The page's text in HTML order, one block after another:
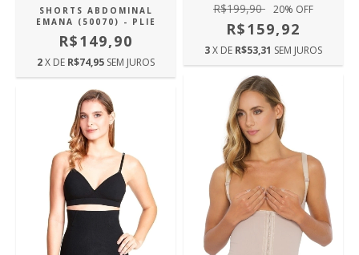
SHORTS ABDOMINAL
EMANA (50070) - PLIE
R$149,90
2X DE R$74,95 SEM JUROS
R$199,90 20% OFF
R$159,92
3X DE R$53,31 SEM JUROS